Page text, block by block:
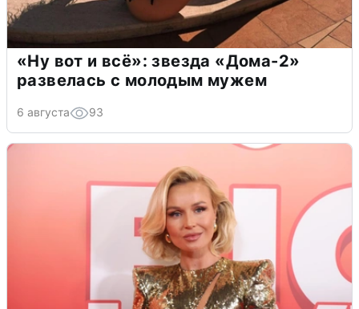
«Ну вот и всё»: звезда «Дома-2»
развелась с молодым мужем
6 августа 93